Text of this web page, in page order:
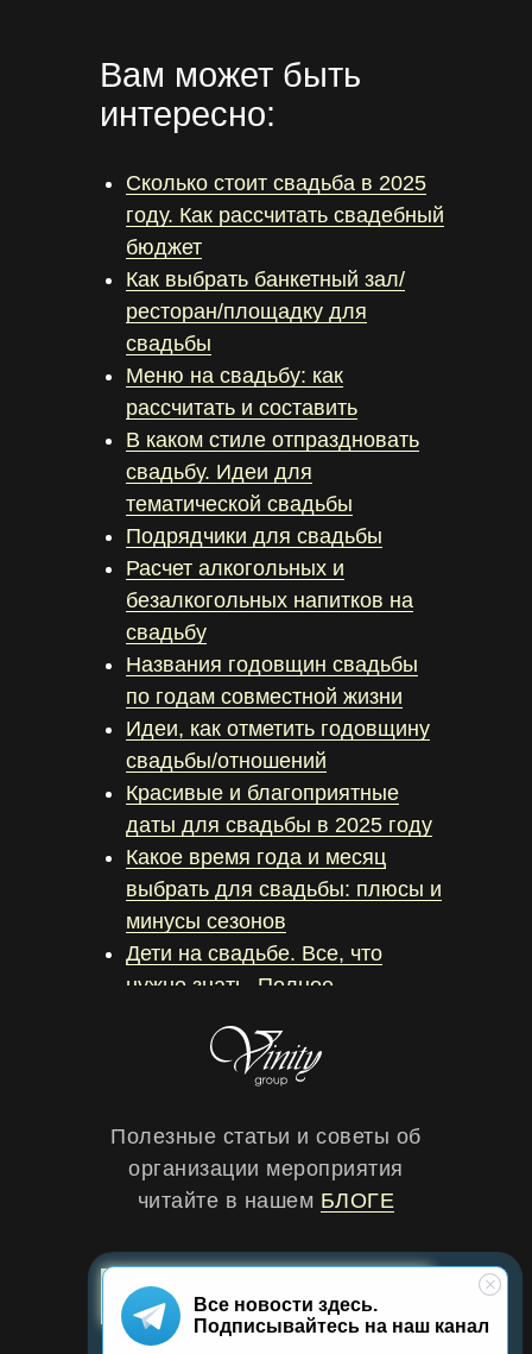
подрядчикови площадки для
проведения торжества.
Вам может быть
интересно:
Сколько стоит свадьба в 2025
году. Как рассчитать свадебный
бюджет
Как выбрать банкетный зал/
ресторан/площадку для
свадьбы
Меню на свадьбу: как
рассчитать и составить
В каком стиле отпраздновать
свадьбу. Идеи для
тематической свадьбы
Подрядчики для свадьбы
Расчет алкогольных и
безалкогольных напитков на
свадьбу
Названия годовщин свадьбы
по годам совместной жизни
Идеи, как отметить годовщину
свадьбы/отношений
Красивые и благоприятные
даты для свадьбы в 2025 году
Какое время года и месяц
выбрать для свадьбы: плюсы и
минусы сезонов
Дети на свадьбе. Все, что
нужно знать. Полное
Идеи для подарков гостям на
ЗАБРОНИРОВАТЬ ДАТУ
Полезные статьи и советы об
организации мероприятия
читайте в нашем БЛОГЕ
Все новости здесь.
Подписывайтесь на наш канал